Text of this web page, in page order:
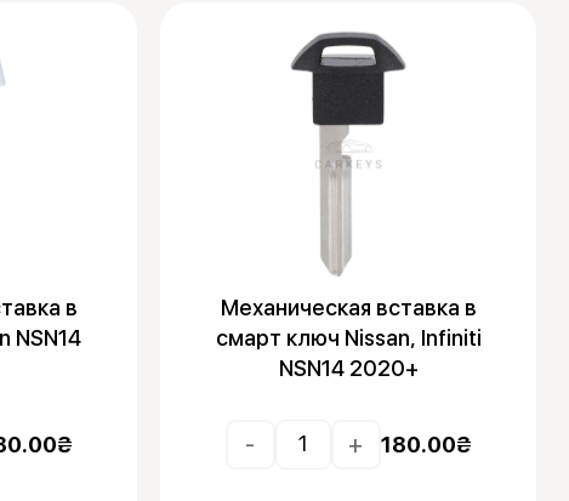
в
NSN14
₴
Механическая вставка в
смарт ключ Nissan, Infiniti
NSN14 2020+
- + 180.00₴